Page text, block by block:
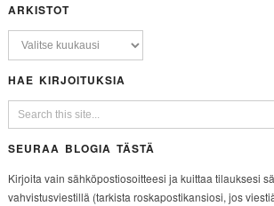
ARKISTOT
HAE KIRJOITUKSIA
SEURAA BLOGIA TÄSTÄ
Kirjoita vain sähköpostiosoitteesi ja kuittaa tilauksesi
vahvistusviestillä (tarkista roskapostikansiosi, jos